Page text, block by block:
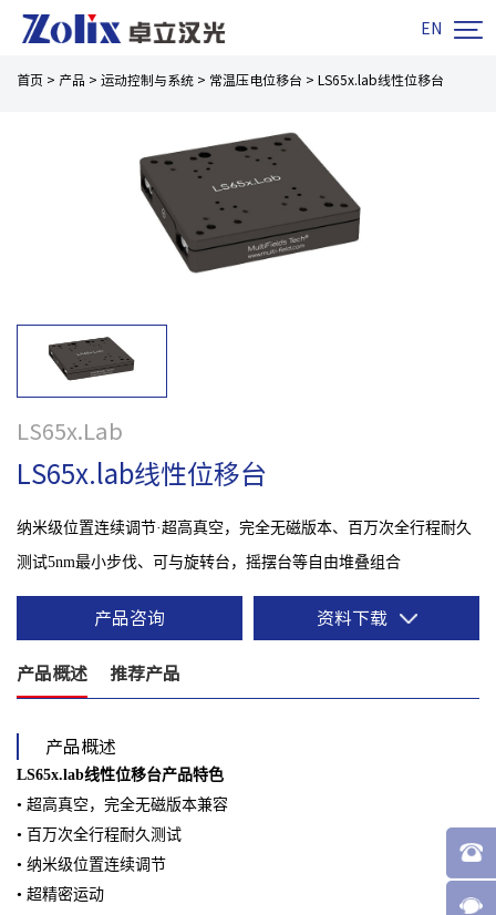
EN 
首页 > 产品 > 运动控制与系统 > 常温压电位移台 > LS65x.lab线性位移台
LS65x.Lab
LS65x.lab线性位移台
纳米级位置连续调节·超高真空，完全无磁版本、百万次全行程耐久
测试5nm最小步伐、可与旋转台，摇摆台等自由堆叠组合
产品咨询 资料下载
产品概述 推荐产品
产品概述
LS65x.lab线性位移台产品特⾊
• 超⾼真空，完全⽆磁版本兼容
• 百万次全⾏程耐久测试
• 纳⽶级位置连续调节
• 超精密运动